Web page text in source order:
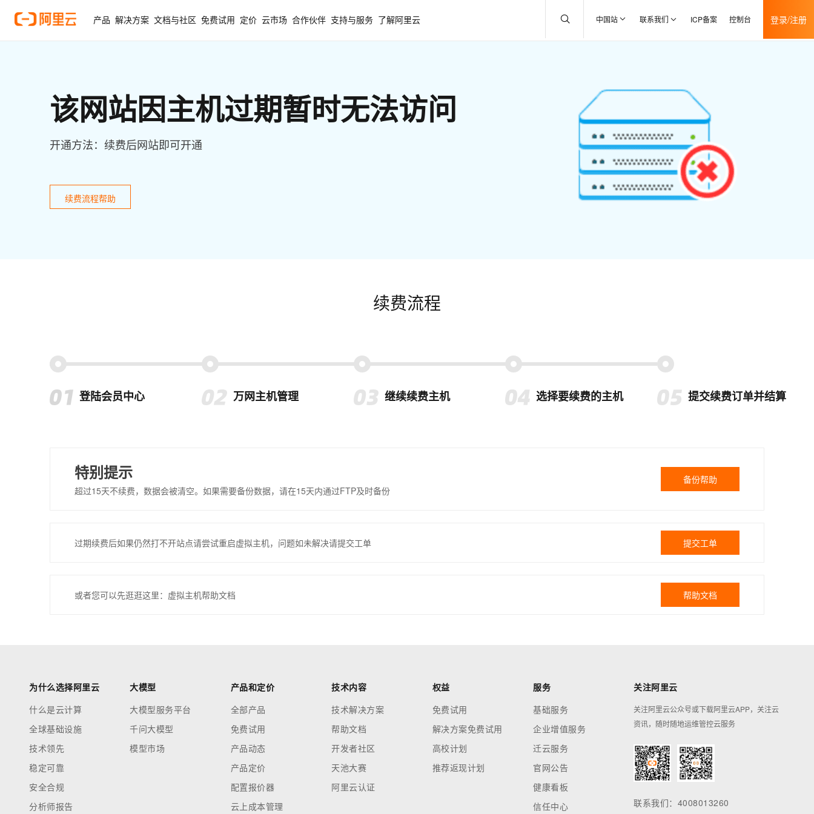
产品 解决方案 文档与社区 免费试用 定价 云市场 合作伙伴 支持与服务 了解阿里云 中国站 联系我们 ICP备案 控制台 登录/注册
该网站因主机过期暂时无法访问
开通方法：续费后网站即可开通
续费流程帮助
续费流程
登陆会员中心 万网主机管理 继续续费主机 选择要续费的主机 提交续费订单并结算
特别提示
超过15天不续费，数据会被清空。如果需要备份数据，请在15天内通过FTP及时备份
备份帮助
过期续费后如果仍然打不开站点请尝试重启虚拟主机，问题如未解决请提交工单 提交工单
或者您可以先逛逛这里：虚拟主机帮助文档 帮助文档